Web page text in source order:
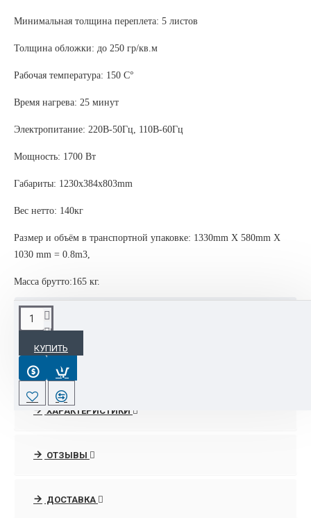
Минимальная толщина переплета: 5 листов
Толщина обложки: до 250 гр/кв.м
Рабочая температура: 150 С°
Время нагрева: 25 минут
Электропитание: 220В-50Гц, 110В-60Гц
Мощность: 1700 Вт
Габариты: 1230х384х803mm
Вес нетто: 140кг
Размер и объём в транспортной упаковке: 1330mm X 580mm X
1030 mm = 0.8m3,
Масса брутто:165 кг.
КУПИТЬ
ОПИСАНИЕ
Автоматический термопереплётчик A3 Bulros 50B+ (три
клеевых ролика, торшонирование и фреза)
Профессиональная термоклеевая машина Bulros 50B+
идеально подходит для использования как в небольших
потребность в изготовлении брошюр, буклетов и других
Корешок блока предварительно автоматически
ХАРАКТЕРИСТИКИ
ОТЗЫВЫ
ДОСТАВКА